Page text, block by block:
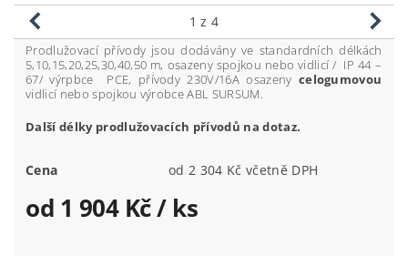
1 z 4
Prodlužovací přívody jsou dodávány ve standardních délkách
5,10,15,20,25,30,40,50 m, osazeny spojkou nebo vidlicí / IP 44 –
67/ výrpbce PCE, přívody 230V/16A osazeny celogumovou
vidlicí nebo spojkou výrobce ABL SURSUM.
Další délky prodlužovacích přívodů na dotaz.
Cena od 2 304 Kč včetně DPH
od 1 904 Kč/ ks